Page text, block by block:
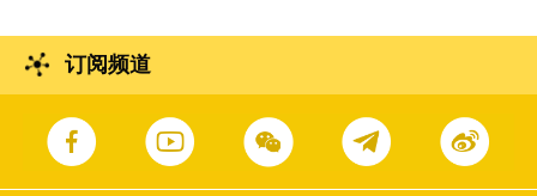
订阅频道